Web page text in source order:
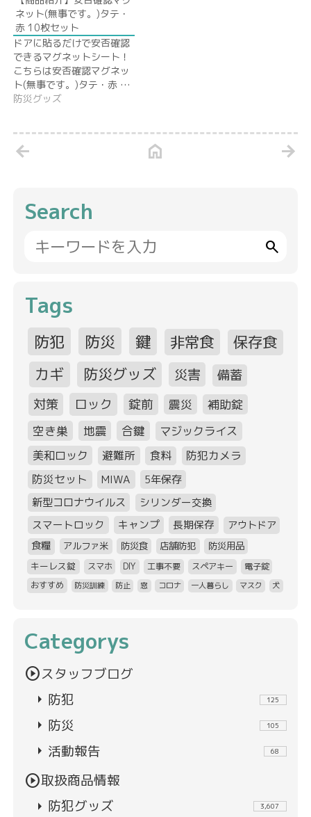
ネット(無事です。)タテ・
赤 10枚セット
ドアに貼るだけで安否確認
できるマグネットシート！
こちらは安否確認マグネッ
ト(無事です。)タテ・赤 …
防災グッズ
arrow_back home arrow_forward
Search
search
Tags
防犯 防災 鍵 非常食
保存食
カギ
防災グッズ 災害
備蓄
対策
ロック 錠前 震災
補助錠
空き巣
地震 合鍵
マジックライス
美和ロック
避難所 食料
防犯カメラ
防災セット
MIWA
5年保存
新型コロナウイルス
シリンダー交換
スマートロック
キャンプ 長期保存
アウトドア
食糧
アルファ米 防災食 店舗防犯 防災用品
キーレス錠 スマホ DIY 工事不要 スペアキー
電子錠
おすすめ
防災訓練 防止 窓 コロナ 一人暮らし マスク 犬
Categorys
play_circleスタッフブログ
arrow_right 防犯 125
arrow_right 防災 105
arrow_right 活動報告 68
play_circle取扱商品情報
arrow_right 防犯グッズ 3,607